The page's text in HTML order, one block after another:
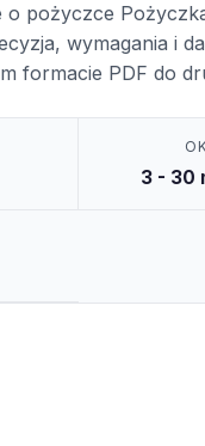
o pożyczce
wymagania i
formacie PDF do
3 - 30